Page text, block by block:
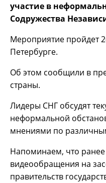
участие в
Содружества
Мероприятие пройдет
Петербурге.
Об этом сообщили в
страны.
Лидеры СНГ обсудят
неформальной
мнениями по
Напоминаем, что ранее
видеообращения на
правительств